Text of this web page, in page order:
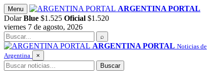
Saltar
al
contenido
Menu
ARGENTINA PORTAL
Dolar Blue $1.525 Oficial $1.520
viernes 7 de agosto, 2026
Buscar
⌕
ARGENTINA PORTAL Noticias de
Argentina
×
Buscar Buscar